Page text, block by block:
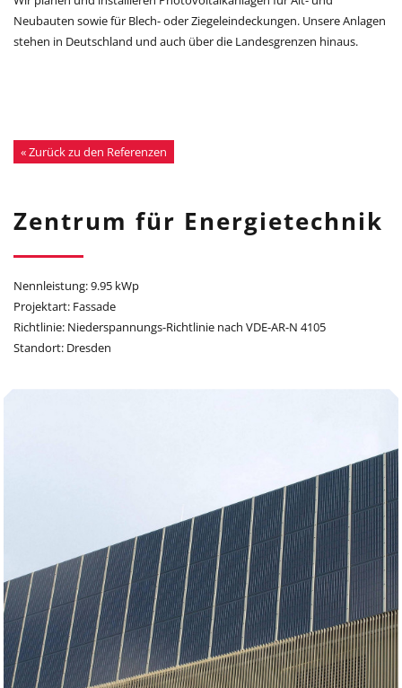
Neubauten sowie für Blech- oder Ziegeleindeckungen. Unsere Anlagen
stehen in Deutschland und auch über die Landesgrenzen hinaus.
« Zurück zu den Referenzen
Zentrum für Energietechnik
Nennleistung: 9.95 kWp
Projektart: Fassade
Richtlinie: Niederspannungs-Richtlinie nach VDE-AR-N 4105
Standort: Dresden